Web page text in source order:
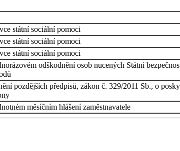
státní sociální pomoci
státní sociální pomoci
státní sociální pomoci
odškodnění osob nucených Státní
pozdějších předpisů, zákon č. 329/2011 Sb., o
měsíčním hlášení zaměstnavatele